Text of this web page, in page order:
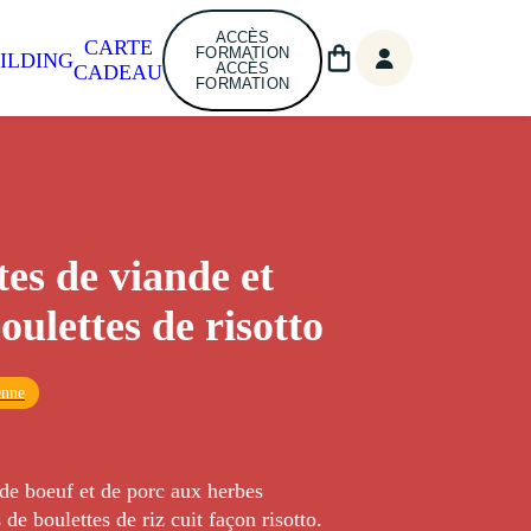
CARTE
CADEAU
ACCÈS
FORMATION
ACCÈS
FORMATION
de viande et
de risotto
boeuf et de porc aux herbes
de boulettes de riz cuit façon risotto.